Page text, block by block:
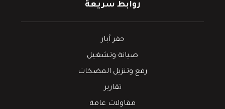
روابط سريعة
حفر آبار
صيانة وتشغيل
رفع وتنزيل المضخات
تقارير
مقاولات عامة